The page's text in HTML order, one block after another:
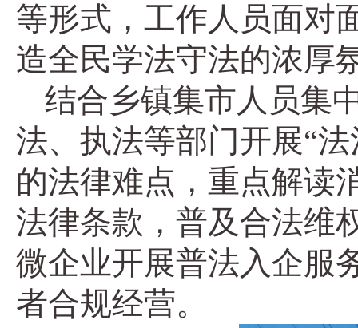
等形式，工作人员面对
造全民学法守法的浓厚
结合乡镇集市人员集
法、执法等部门开展“
的法律难点，重点解读
法律条款，普及合法维
微企业开展普法入企服
者合规经营。